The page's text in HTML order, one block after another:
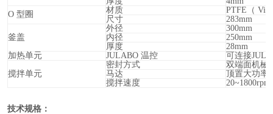
O 型圈 材质 PTFE （
尺寸
283mm
釜盖
外径
300mm
内径
250mm
厚度
28mm
加热单元
JULABO 温控
可连接
搅拌单元
密封方式
双端面机械
马达
顶置大功率
搅拌速度
技术规格：